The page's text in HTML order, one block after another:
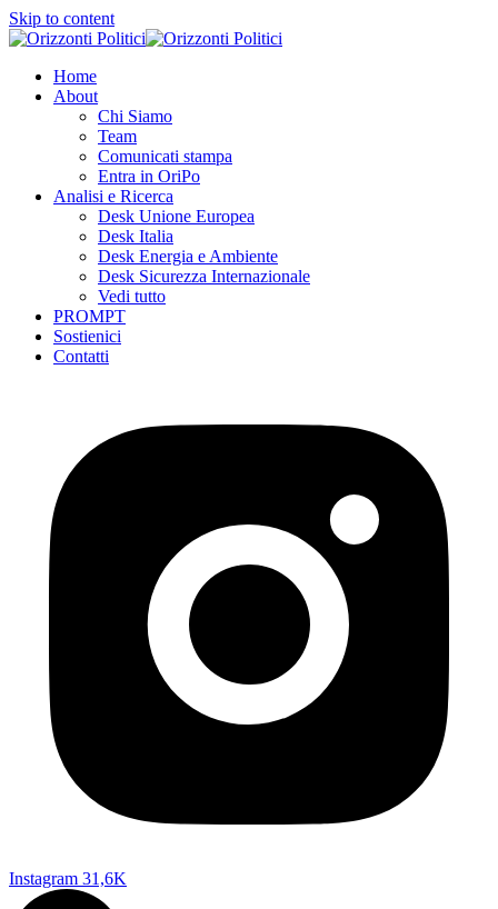
Skip to content
Home
About
Chi Siamo
Team
Comunicati stampa
Entra in OriPo
Analisi e Ricerca
Desk Unione Europea
Desk Italia
Desk Energia e Ambiente
Desk Sicurezza Internazionale
Vedi tutto
PROMPT
Sostienici
Contatti
Instagram 31,6K